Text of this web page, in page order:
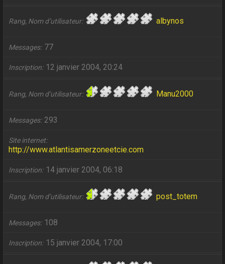
Rang, Nom d’utilisateur albynos
Messages 77
Inscription 12 janvier 2004, 20:24
Rang, Nom d’utilisateur Manu2000
Messages 293
Site internet
http://www.atlantisamerzoneetcie.com
Inscription 14 janvier 2004, 06:18
Rang, Nom d’utilisateur post_totem
Messages 108
Inscription 15 janvier 2004, 17:00